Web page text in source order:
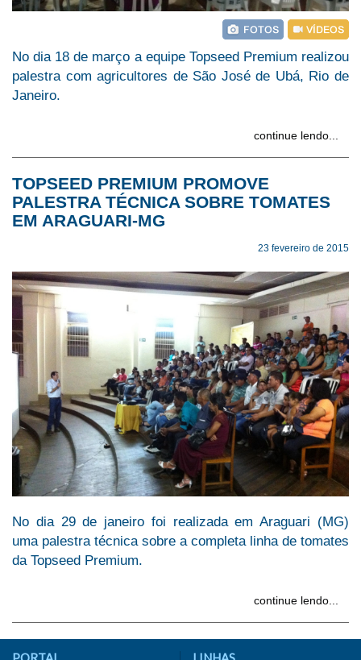
No dia 18 de março a equipe Topseed Premium realizou
palestra com agricultores de São José de Ubá, Rio de
Janeiro.
continue lendo...
TOPSEED PREMIUM PROMOVE
PALESTRA TÉCNICA SOBRE TOMATES
EM ARAGUARI-MG
23 fevereiro de 2015
No dia 29 de janeiro foi realizada em Araguari (MG)
uma palestra técnica sobre a completa linha de tomates
da Topseed Premium.
continue lendo...